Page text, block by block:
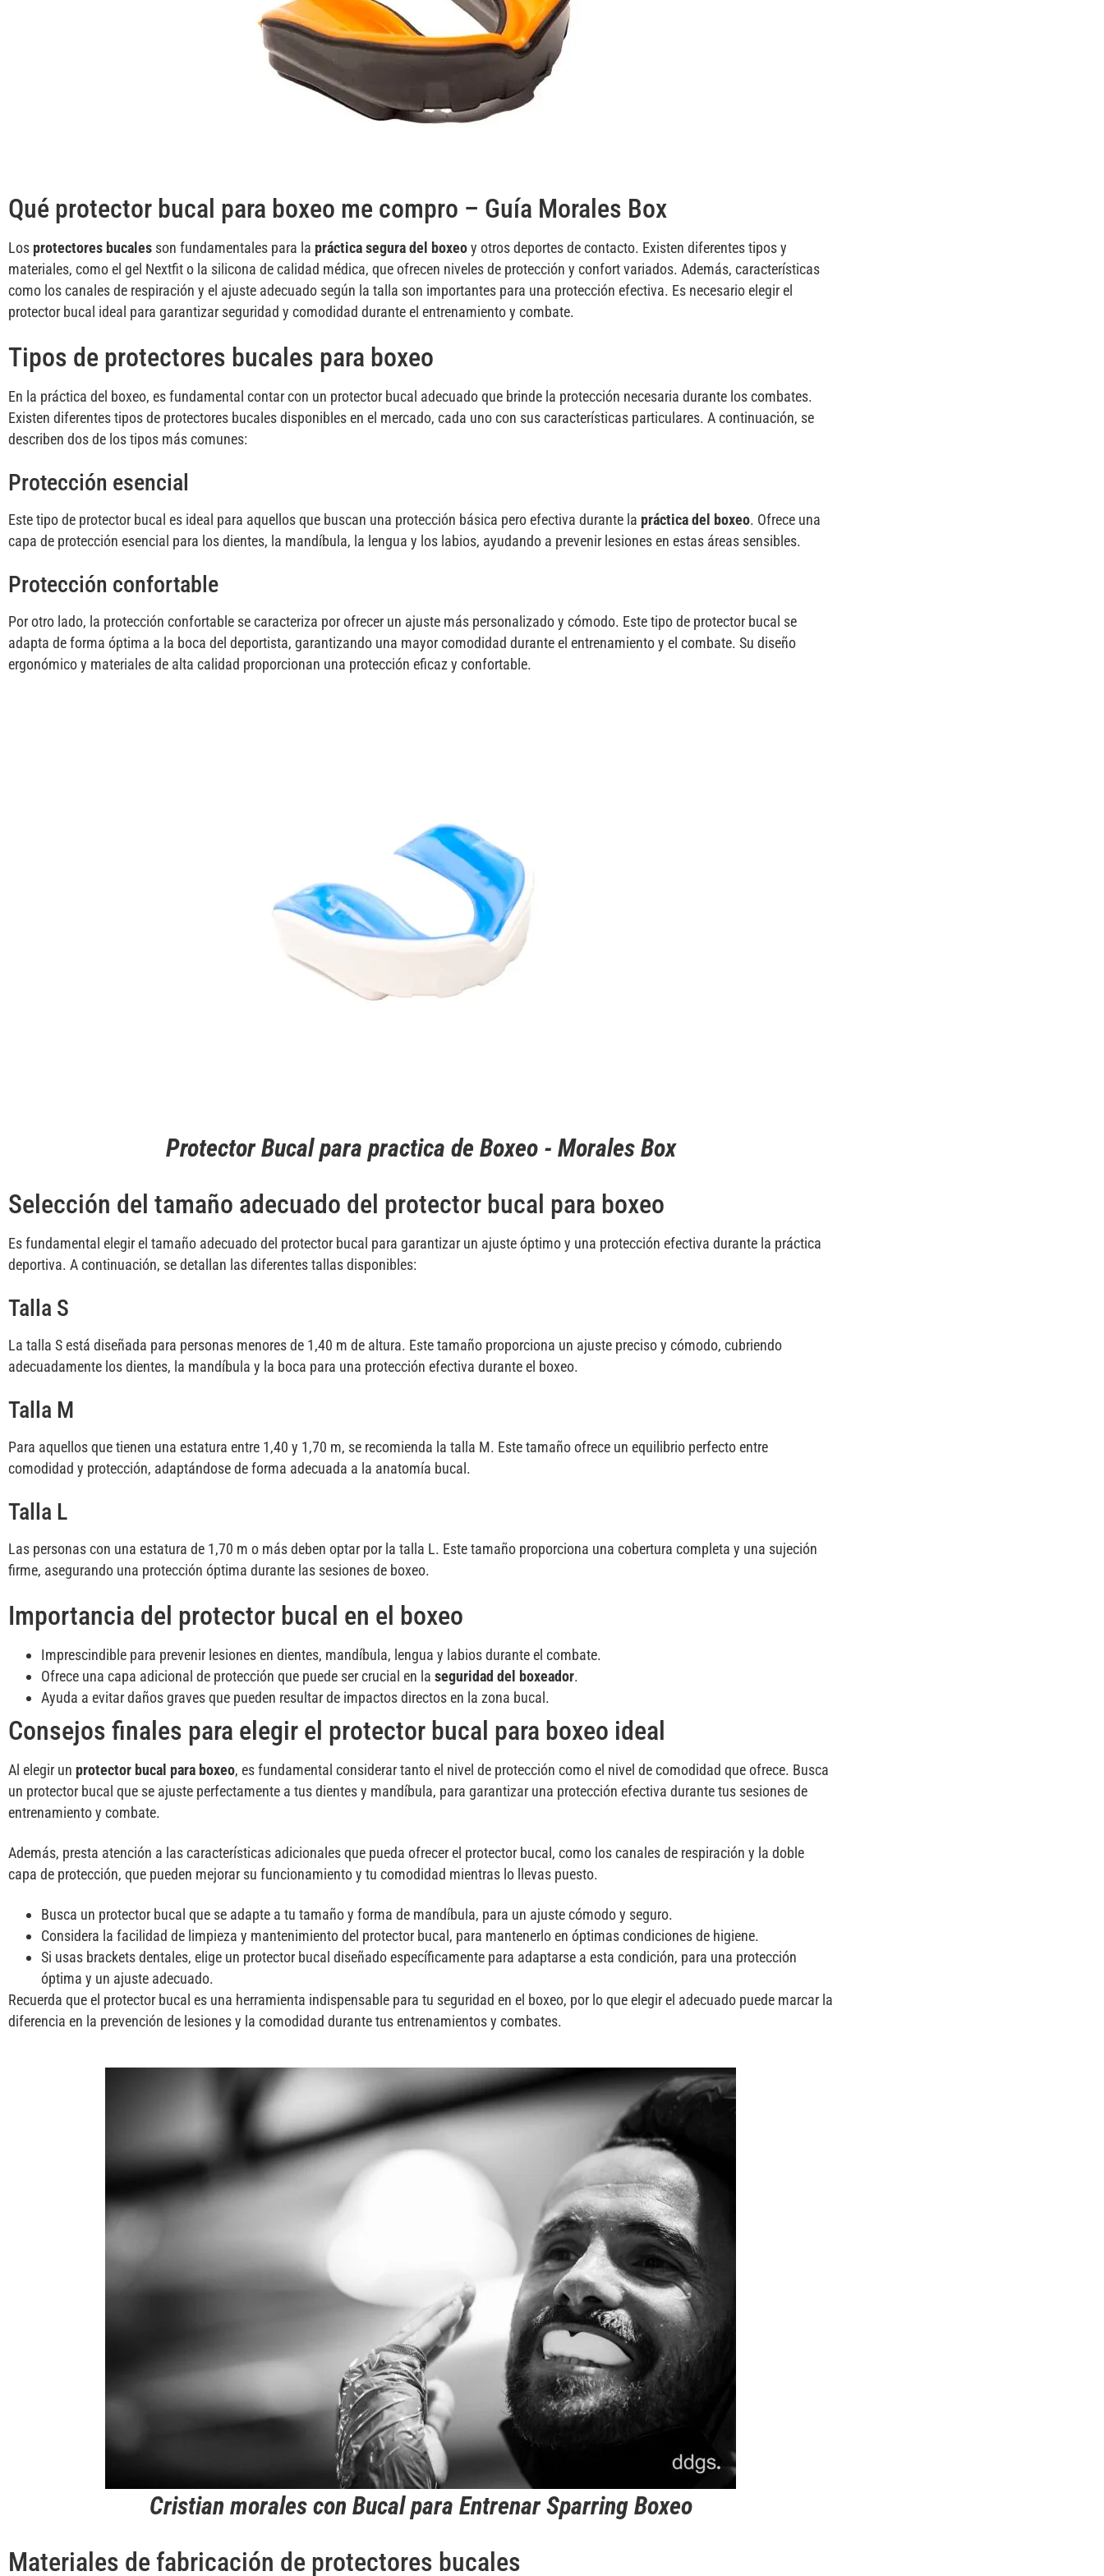
Qué protector bucal para boxeo me compro – Guía Morales Box
Los protectores bucales son fundamentales para la práctica segura del boxeoy otros deportes de contacto. Existen diferentes tipos y
materiales, como el gel Nextfit o la silicona de calidad médica, que ofrecen niveles de protección y confort variados. Además, características
como los canales de respiración y el ajuste adecuado según la talla son importantes para una protección efectiva. Es necesario elegir el
protector bucal ideal para garantizar seguridad y comodidad durante el entrenamiento y combate.
Tipos de protectores bucales para boxeo
En la práctica del boxeo, es fundamental contar con un protector bucal adecuado que brinde la protección necesaria durante los combates.
Existen diferentes tipos de protectores bucales disponibles en el mercado, cada uno con sus características particulares. A continuación, se
describen dos de los tipos más comunes:
Protección esencial
Este tipo de protector bucal es ideal para aquellos que buscan una protección básica pero efectiva durante la práctica del boxeo. Ofrece una
capa de protección esencial para los dientes, la mandíbula, la lengua y los labios, ayudando a prevenir lesiones en estas áreas sensibles.
Protección confortable
Por otro lado, la protección confortable se caracteriza por ofrecer un ajuste más personalizado y cómodo. Este tipo de protector bucal se
adapta de forma óptima a la boca del deportista, garantizando una mayor comodidad durante el entrenamiento y el combate. Su diseño
ergonómico y materiales de alta calidad proporcionan una protección eficaz y confortable.
Protector Bucal para practica de Boxeo - Morales Box
Selección del tamaño adecuado del protector bucal para boxeo
Es fundamental elegir el tamaño adecuado del protector bucal para garantizar un ajuste óptimo y una protección efectiva durante la práctica
deportiva. A continuación, se detallan las diferentes tallas disponibles:
Talla S
La talla S está diseñada para personas menores de 1,40 m de altura. Este tamaño proporciona un ajuste preciso y cómodo, cubriendo
adecuadamente los dientes, la mandíbula y la boca para una protección efectiva durante el boxeo.
Talla M
Para aquellos que tienen una estatura entre 1,40 y 1,70 m, se recomienda la talla M. Este tamaño ofrece un equilibrio perfecto entre
comodidad y protección, adaptándose de forma adecuada a la anatomía bucal.
Talla L
Las personas con una estatura de 1,70 m o más deben optar por la talla L. Este tamaño proporciona una cobertura completa y una sujeción
firme, asegurando una protección óptima durante las sesiones de boxeo.
Importancia del protector bucal en el boxeo
Imprescindible para prevenir lesiones en dientes, mandíbula, lengua y labios durante el combate.
Ofrece una capa adicional de protección que puede ser crucial en la seguridad del boxeador.
Ayuda a evitar daños graves que pueden resultar de impactos directos en la zona bucal.
Consejos finales para elegir el protector bucal para boxeo ideal
Al elegir un protector bucal para boxeo, es fundamental considerar tanto el nivel de protección como el nivel de comodidad que ofrece. Busca
un protector bucal que se ajuste perfectamente a tus dientes y mandíbula, para garantizar una protección efectiva durante tus sesiones de
entrenamiento y combate.
Además, presta atención a las características adicionales que pueda ofrecer el protector bucal, como los canales de respiración y la doble
capa de protección, que pueden mejorar su funcionamiento y tu comodidad mientras lo llevas puesto.
Busca un protector bucal que se adapte a tu tamaño y forma de mandíbula, para un ajuste cómodo y seguro.
Considera la facilidad de limpieza y mantenimiento del protector bucal, para mantenerlo en óptimas condiciones de higiene.
Si usas brackets dentales, elige un protector bucal diseñado específicamente para adaptarse a esta condición, para una protección
óptima y un ajuste adecuado.
Recuerda que el protector bucal es una herramienta indispensable para tu seguridad en el boxeo, por lo que elegir el adecuado puede marcar la
diferencia en la prevención de lesiones y la comodidad durante tus entrenamientos y combates.
Cristian morales con Bucal para Entrenar Sparring Boxeo
Materiales de fabricación de protectores bucales